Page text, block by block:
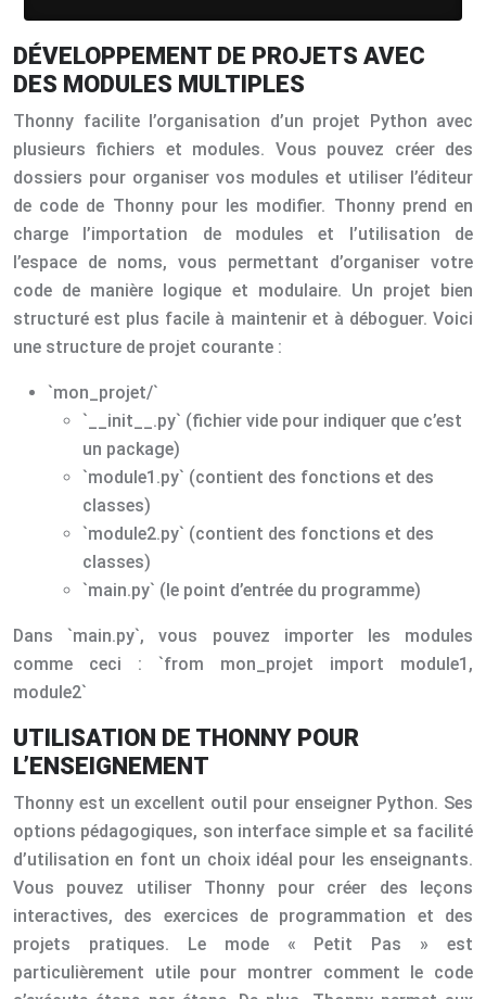
DÉVELOPPEMENT DE PROJETS AVEC
DES MODULES MULTIPLES
Thonny facilite l’organisation d’un projet Python avec
plusieurs fichiers et modules. Vous pouvez créer des
dossiers pour organiser vos modules et utiliser l’éditeur
de code de Thonny pour les modifier. Thonny prend en
charge l’importation de modules et l’utilisation de
l’espace de noms, vous permettant d’organiser votre
code de manière logique et modulaire. Un projet bien
structuré est plus facile à maintenir et à déboguer. Voici
une structure de projet courante :
`mon_projet/`
`__init__.py` (fichier vide pour indiquer que c’est
un package)
`module1.py` (contient des fonctions et des
classes)
`module2.py` (contient des fonctions et des
classes)
`main.py` (le point d’entrée du programme)
Dans `main.py`, vous pouvez importer les modules
comme ceci : `from mon_projet import module1,
module2`
UTILISATION DE THONNY POUR
L’ENSEIGNEMENT
Thonny est un excellent outil pour enseigner Python. Ses
options pédagogiques, son interface simple et sa facilité
d’utilisation en font un choix idéal pour les enseignants.
Vous pouvez utiliser Thonny pour créer des leçons
interactives, des exercices de programmation et des
projets pratiques. Le mode « Petit Pas » est
particulièrement utile pour montrer comment le code